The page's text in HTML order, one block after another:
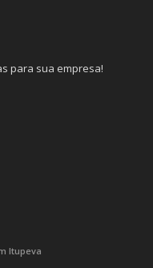
para sua empresa!
Itupeva